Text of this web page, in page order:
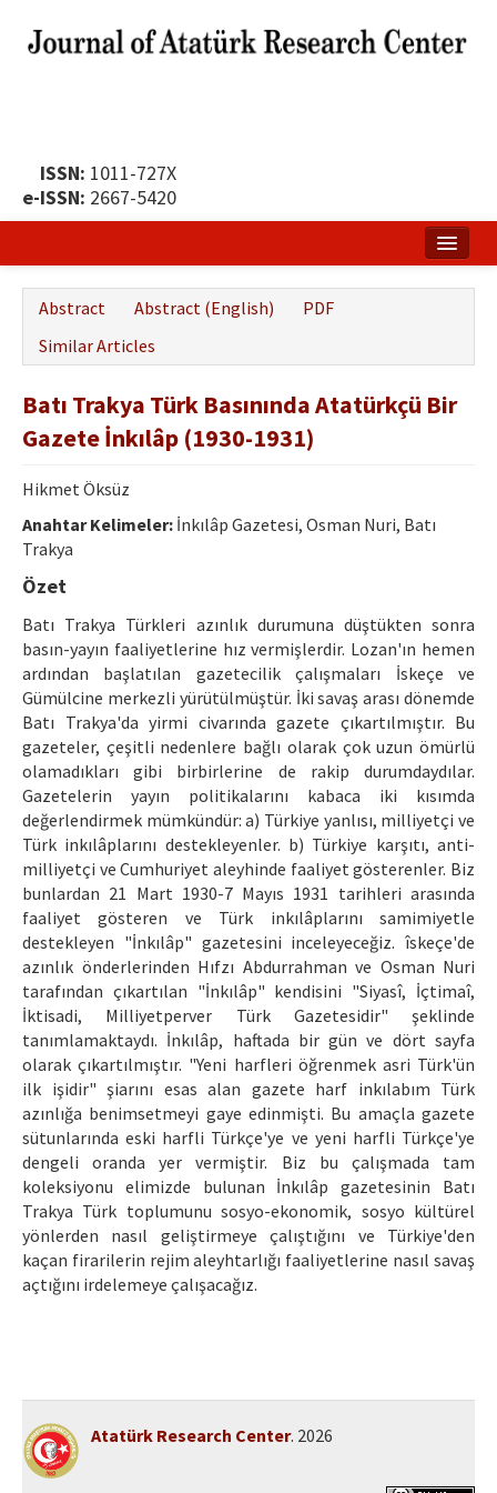
ISSN: 1011-727X
e-ISSN: 2667-5420
Publication Policy
Boards of the Journal
Publication Principles
Ethical Principles
Author's Guide
Refereeing Guide
Contact Us
Abstract Abstract (English)
PDF
Similar Articles
Batı Trakya Türk Basınında Atatürkçü Bir
Gazete İnkılâp (1930-1931)
Hikmet Öksüz
Anahtar Kelimeler: İnkılâp Gazetesi, Osman Nuri, Batı
Trakya
Özet
Batı Trakya Türkleri azınlık durumuna düştükten sonra
basın-yayın faaliyetlerine hız vermişlerdir. Lozan'ın hemen
ardından başlatılan gazetecilik çalışmaları İskeçe ve
Gümülcine merkezli yürütülmüştür. İki savaş arası dönemde
Batı Trakya'da yirmi civarında gazete çıkartılmıştır. Bu
gazeteler, çeşitli nedenlere bağlı olarak çok uzun ömürlü
olamadıkları gibi birbirlerine de rakip durumdaydılar.
Gazetelerin yayın politikalarını kabaca iki kısımda
değerlendirmek mümkündür: a) Türkiye yanlısı, milliyetçi ve
Türk inkılâplarını destekleyenler. b) Türkiye karşıtı, anti-
milliyetçi ve Cumhuriyet aleyhinde faaliyet gösterenler. Biz
bunlardan 21 Mart 1930-7 Mayıs 1931 tarihleri arasında
faaliyet gösteren ve Türk inkılâplarını samimiyetle
destekleyen "İnkılâp" gazetesini inceleyeceğiz. îskeçe'de
azınlık önderlerinden Hıfzı Abdurrahman ve Osman Nuri
tarafından çıkartılan "İnkılâp" kendisini "Siyasî, İçtimaî,
İktisadi, Milliyetperver Türk Gazetesidir" şeklinde
tanımlamaktaydı. İnkılâp, haftada bir gün ve dört sayfa
olarak çıkartılmıştır. "Yeni harfleri öğrenmek asri Türk'ün
ilk işidir" şiarını esas alan gazete harf inkılabım Türk
azınlığa benimsetmeyi gaye edinmişti. Bu amaçla gazete
sütunlarında eski harfli Türkçe'ye ve yeni harfli Türkçe'ye
dengeli oranda yer vermiştir. Biz bu çalışmada tam
koleksiyonu elimizde bulunan İnkılâp gazetesinin Batı
Trakya Türk toplumunu sosyo-ekonomik, sosyo kültürel
yönlerden nasıl geliştirmeye çalıştığını ve Türkiye'den
kaçan firarilerin rejim aleyhtarlığı faaliyetlerine nasıl savaş
açtığını irdelemeye çalışacağız.
Atatürk Research Center. 2026